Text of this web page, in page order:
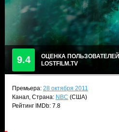
9.4
ОЦЕНКА ПОЛЬЗОВАТЕЛЕЙ
LOSTFILM.TV
Премьера: 28 октября 2011
Канал, Страна: NBC (США)
Рейтинг IMDb: 7.8